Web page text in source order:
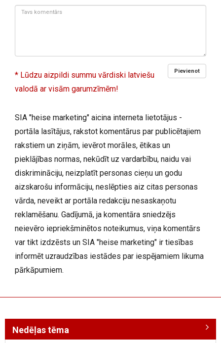
Tavs
Pievienot
* Lūdzu aizpildi summu vārdiski latviešu
valodā ar visām garumzīmēm!
SIA "heise marketing" aicina interneta lietotājus -
portāla lasītājus, rakstot komentārus par publicētajiem
rakstiem un ziņām, ievērot morāles, ētikas un
pieklājības normas, nekūdīt uz vardarbību, naidu vai
diskrimināciju, neizplatīt personas cieņu un godu
aizskarošu informāciju, neslēpties aiz citas personas
vārda, neveikt ar portāla redakciju nesaskaņotu
reklamēšanu. Gadījumā, ja komentāra sniedzējs
neievēro iepriekšminētos noteikumus, viņa komentārs
var tikt izdzēsts un SIA "heise marketing" ir tiesības
informēt uzraudzības iestādes par iespējamiem likuma
pārkāpumiem.
Nedēļas tēma